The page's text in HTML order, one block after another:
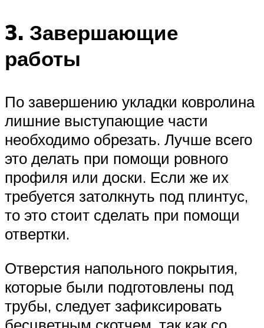
3. Завершающие
работы
По завершению укладки ковролина
лишние выступающие части
необходимо обрезать. Лучше всего
это делать при помощи ровного
профиля или доски. Если же их
требуется затолкнуть под плинтус,
то это стоит сделать при помощи
отвертки.
Отверстия напольного покрытия,
которые были подготовлены под
трубы, следует зафиксировать